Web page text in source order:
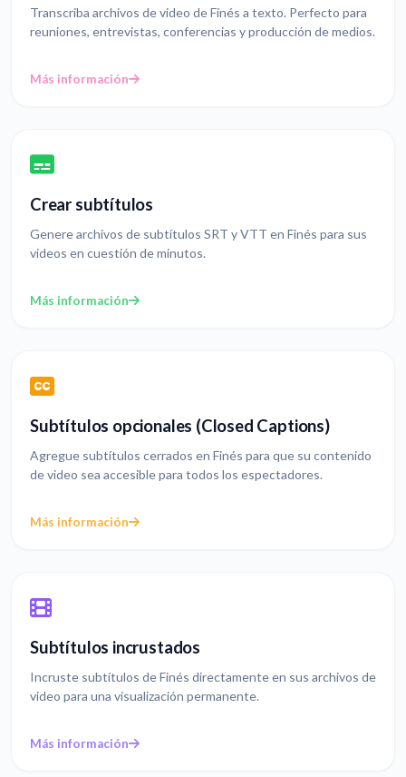
Transcriba archivos de video de Finés a texto. Perfecto para
reuniones, entrevistas, conferencias y producción de medios.
Más información
Crear subtítulos
Genere archivos de subtítulos SRT y VTT en Finés para sus
videos en cuestión de minutos.
Más información
Subtítulos opcionales (Closed Captions)
Agregue subtítulos cerrados en Finés para que su contenido
de video sea accesible para todos los espectadores.
Más información
Subtítulos incrustados
Incruste subtítulos de Finés directamente en sus archivos de
video para una visualización permanente.
Más información